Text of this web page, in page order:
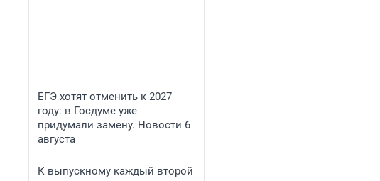
ЕГЭ хотят отменить к 2027
году: в Госдуме уже
придумали замену. Новости 6
августа
К выпускному каждый второй